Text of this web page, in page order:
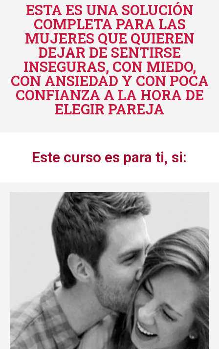
ESTA ES UNA SOLUCIÓN
COMPLETA PARA LAS
MUJERES QUE QUIEREN
DEJAR DE SENTIRSE
INSEGURAS, CON MIEDO,
CON ANSIEDAD Y CON POCA
CONFIANZA A LA HORA DE
ELEGIR PAREJA
Este curso es para ti, si: